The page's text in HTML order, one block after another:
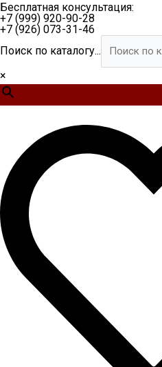
Бесплатная консультация:
+7 (999) 920-90-28
+7 (926) 073-31-46
Поиск по каталогу...
×